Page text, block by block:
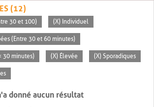
(12)
30 et 100) (X) Individuel
(Entre 30 et 60 minutes)
30 minutes) (X) Élevée (X) Sporadiques
donné aucun résultat